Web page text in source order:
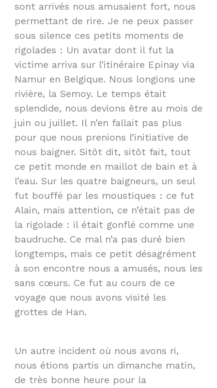
sont arrivés nous amusaient fort, nous
permettant de rire. Je ne peux passer
sous silence ces petits moments de
rigolades : Un avatar dont il fut la
victime arriva sur l’itinéraire Epinay via
Namur en Belgique. Nous longions une
rivière, la Semoy. Le temps était
splendide, nous devions être au mois de
juin ou juillet. Il n’en fallait pas plus
pour que nous prenions l’initiative de
nous baigner. Sitôt dit, sitôt fait, tout
ce petit monde en maillot de bain et à
l’eau. Sur les quatre baigneurs, un seul
fut bouffé par les moustiques : ce fut
Alain, mais attention, ce n’était pas de
la rigolade : il était gonflé comme une
baudruche. Ce mal n’a pas duré bien
longtemps, mais ce petit désagrément
à son encontre nous a amusés, nous les
sans cœurs. Ce fut au cours de ce
voyage que nous avons visité les
grottes de Han.
Un autre incident où nous avons ri,
nous étions partis un dimanche matin,
de très bonne heure pour la